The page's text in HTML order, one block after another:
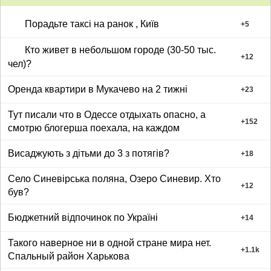
Порадьте таксі на ранок , Київ +5
Кто живет в небольшом городе (30-50 тыс.
чел)?
+12
Оренда квартири в Мукачево на 2 тижні +23
Тут писали что в Одессе отдыхать опасно, а
смотрю блогерша поехала, на каждом
+152
Висаджують з дітьми до 3 з потягів? +18
Село Синевірська поляна, Озеро Синевир. Хто
був?
+12
Бюджетний відпочинок по Україні +14
Такого наверное ни в одной стране мира нет.
Спальный район Харькова
+1.1k